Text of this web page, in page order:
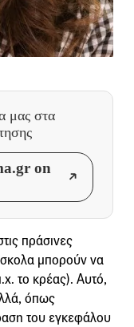
μας στα
on
πράσινες
μπορούν να
το κρέας). Αυτό,
όπως
του εγκεφάλου